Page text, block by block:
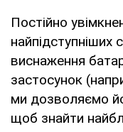
Постійно
найпідступніших
виснаження
застосунок
ми дозволяємо
щоб знайти